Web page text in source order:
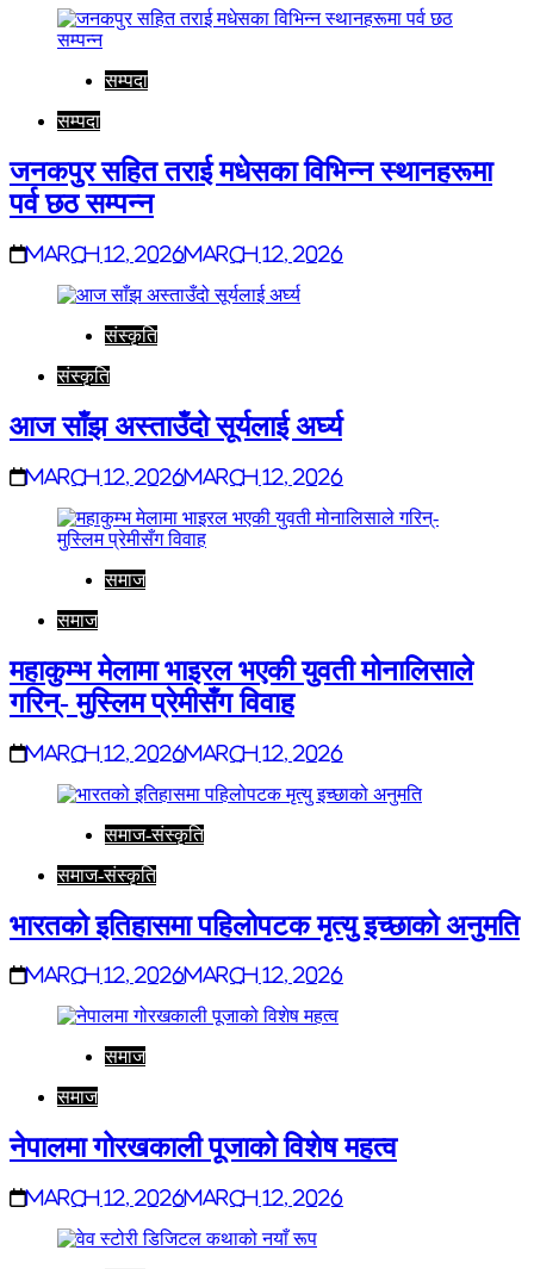
सम्पदा
सम्पदा
जनकपुर सहित तराई मधेसका विभिन्न स्थानहरूमा
पर्व छठ सम्पन्न
March 12, 2026March 12, 2026
संस्कृति
संस्कृति
आज साँझ अस्ताउँदो सूर्यलाई अर्घ्य
March 12, 2026March 12, 2026
समाज
समाज
महाकुम्भ मेलामा भाइरल भएकी युवती मोनालिसाले
गरिन्- मुस्लिम प्रेमीसँग विवाह
March 12, 2026March 12, 2026
समाज-संस्कृति
समाज-संस्कृति
भारतको इतिहासमा पहिलोपटक मृत्यु इच्छाको अनुमति
March 12, 2026March 12, 2026
समाज
समाज
नेपालमा गोरखकाली पूजाको विशेष महत्व
March 12, 2026March 12, 2026